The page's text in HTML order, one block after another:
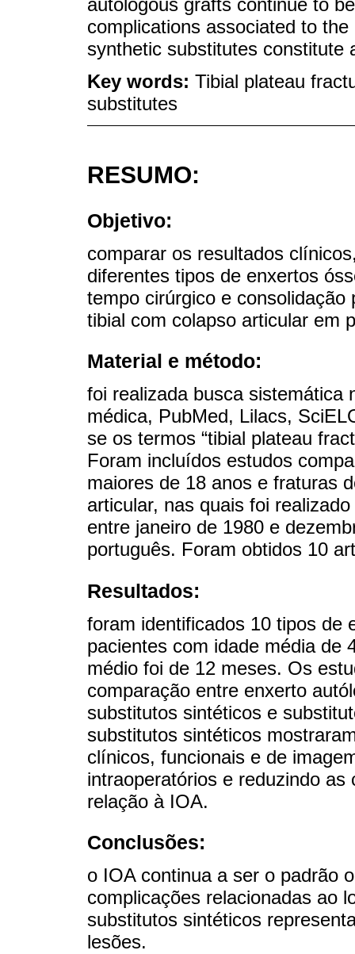
autologous grafts continue to
complications associated to
synthetic substitutes constitute
Key words: Tibial plateau
substitutes
RESUMO:
Objetivo:
comparar os resultados
diferentes tipos de enxertos
tempo cirúrgico e
tibial com colapso articular em
Material e método:
foi realizada busca sistemática
médica, PubMed, Lilacs,
se os termos “tibial plateau
Foram incluídos estudos
maiores de 18 anos e fraturas
articular, nas quais foi
entre janeiro de 1980 e
português. Foram obtidos 10
Resultados:
foram identificados 10 tipos de
pacientes com idade média de
médio foi de 12 meses. Os
comparação entre enxerto
substitutos sintéticos e
substitutos sintéticos
clínicos, funcionais e de
intraoperatórios e reduzindo
relação à IOA.
Conclusões:
o IOA continua a ser o padrão
complicações relacionadas ao
substitutos sintéticos
lesões.